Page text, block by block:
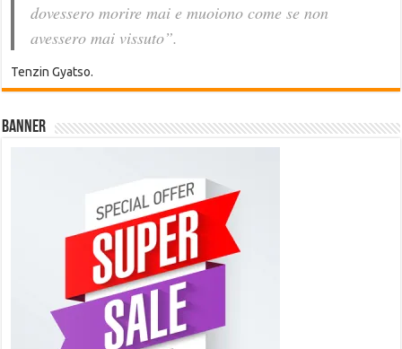
dovessero morire mai e muoiono come se non
avessero mai vissuto”.
Tenzin Gyatso.
Banner